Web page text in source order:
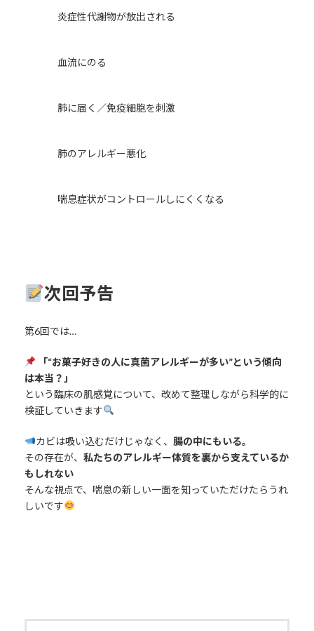
炎症性代謝物が放出される
血流にのる
肺に届く／免疫細胞を刺激
肺のアレルギー悪化
喘息症状がコントロールしにくくなる
次回予告
第6回では…
「“お菓子好きの人に真菌アレルギーが多い”という傾向
は本当？」
という臨床の肌感覚について、改めて整理しながら科学的に
検証していきます
カビは吸い込むだけじゃなく、 腸の中にもいる。
その存在が、 私たちのアレルギー体質を裏から支えているか
もしれない
そんな視点で、喘息の新しい一面を知っていただけたらうれ
しいです